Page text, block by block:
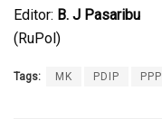
Editor: B. J Pasaribu
(RuPol)
Tags: MK PDIP PPP